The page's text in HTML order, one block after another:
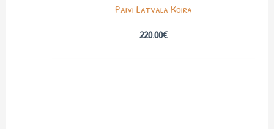
Päivi Latvala Koira
220.00€